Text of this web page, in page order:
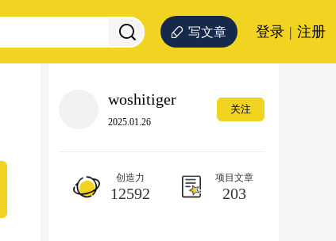
写文章 登录 | 注册
woshitiger
2025.01.26
关注
创造力
12592
项目文章
203